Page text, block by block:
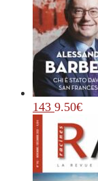
143 9.50€